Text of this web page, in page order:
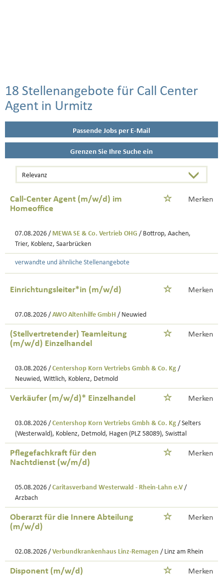
18 Stellenangebote für Call Center
Agent in Urmitz
Passende Jobs per E-Mail
Grenzen Sie Ihre Suche ein
Call-Center Agent (m/w/d) im
Homeoffice
Merken
07.08.2026 / MEWA SE & Co. Vertrieb OHG / Bottrop, Aachen,
Trier, Koblenz, Saarbrücken
verwandte und ähnliche Stellenangebote
Einrichtungsleiter*in (m/w/d) Merken
07.08.2026 / AWO Altenhilfe GmbH / Neuwied
(Stellvertretender) Teamleitung
(m/w/d) Einzelhandel
Merken
03.08.2026 / Centershop Korn Vertriebs Gmbh & Co. Kg /
Neuwied, Wittlich, Koblenz, Detmold
Verkäufer (m/w/d)* Einzelhandel Merken
03.08.2026 / Centershop Korn Vertriebs Gmbh & Co. Kg / Selters
(Westerwald), Koblenz, Detmold, Hagen (PLZ 58089), Swisttal
Pflegefachkraft für den
Nachtdienst (w/m/d)
Merken
05.08.2026 / Caritasverband Westerwald - Rhein-Lahn e.V /
Arzbach
Oberarzt für die Innere Abteilung
(m/w/d)
Merken
02.08.2026 / Verbundkrankenhaus Linz-Remagen / Linz am Rhein
Disponent (m/w/d) Merken